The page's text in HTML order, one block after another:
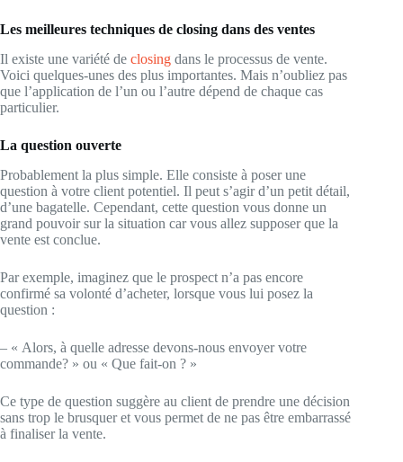
Les meilleures techniques de closing dans des ventes
Il existe une variété de closing dans le processus de vente.
Voici quelques-unes des plus importantes. Mais n’oubliez pas
que l’application de l’un ou l’autre dépend de chaque cas
particulier.
La question ouverte
Probablement la plus simple. Elle consiste à poser une
question à votre client potentiel. Il peut s’agir d’un petit détail,
d’une bagatelle. Cependant, cette question vous donne un
grand pouvoir sur la situation car vous allez supposer que la
vente est conclue.
Par exemple, imaginez que le prospect n’a pas encore
confirmé sa volonté d’acheter, lorsque vous lui posez la
question :
– « Alors, à quelle adresse devons-nous envoyer votre
commande? » ou « Que fait-on ? »
Ce type de question suggère au client de prendre une décision
sans trop le brusquer et vous permet de ne pas être embarrassé
à finaliser la vente.